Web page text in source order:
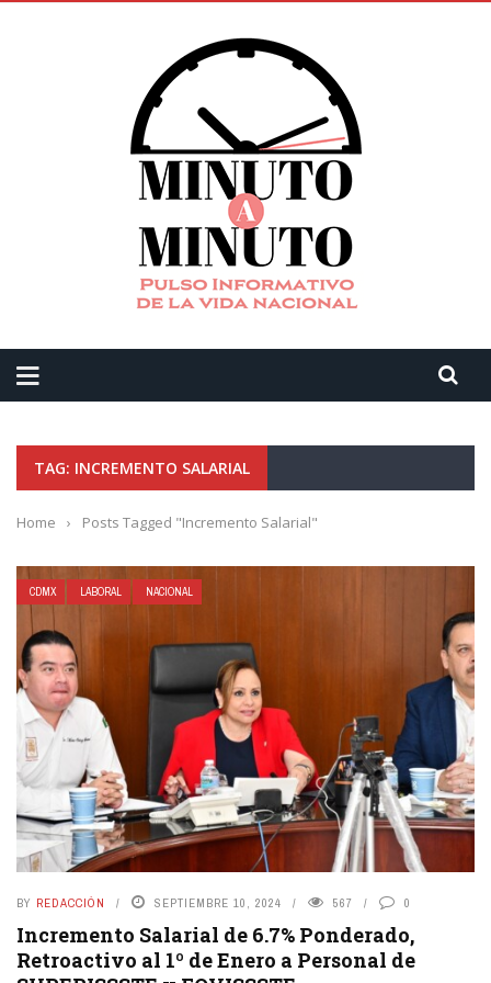
TAG: INCREMENTO SALARIAL
Home › Posts Tagged "Incremento Salarial"
CDMX LABORAL NACIONAL
BY REDACCIÓN SEPTIEMBRE 10, 2024 567 0
Incremento Salarial de 6.7% Ponderado,
Retroactivo al 1º de Enero a Personal de